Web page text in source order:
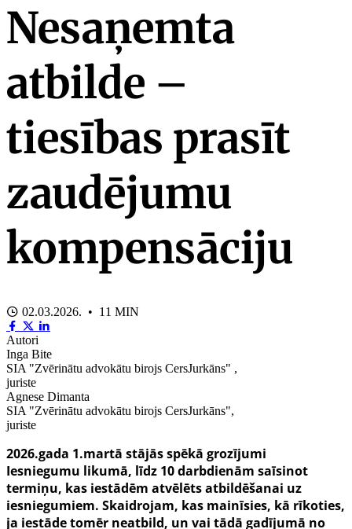
Nesaņemta
atbilde –
tiesības prasīt
zaudējumu
kompensāciju
02.03.2026. • 11 MIN
Autori
Inga Bite
SIA "Zvērinātu advokātu birojs CersJurkāns" ,
juriste
Agnese Dimanta
SIA "Zvērinātu advokātu birojs CersJurkāns",
juriste
2026.gada 1.martā stājās spēkā grozījumi
Iesniegumu likumā, līdz 10 darbdienām saīsinot
termiņu, kas iestādēm atvēlēts atbildēšanai uz
iesniegumiem. Skaidrojam, kas mainīsies, kā rīkoties,
ja iestāde tomēr neatbild, un vai tādā gadījumā no